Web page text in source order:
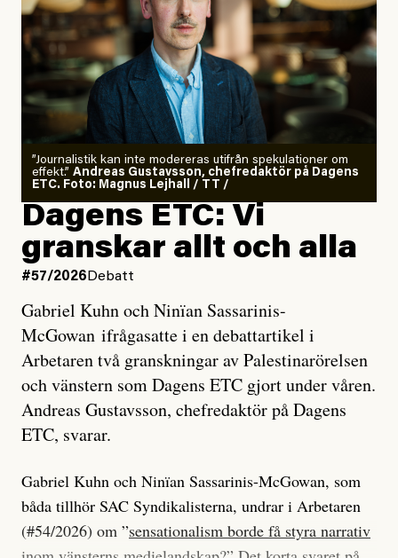
”Journalistik kan inte modereras utifrån spekulationer om
effekt.” Andreas Gustavsson, chefredaktör på Dagens
ETC. Foto: Magnus Lejhall / TT /
Dagens ETC: Vi
granskar allt och alla
#57/2026 Debatt
Gabriel Kuhn och Ninïan Sassarinis-
McGowan ifrågasatte i en debattartikel i
Arbetaren två granskningar av Palestinarörelsen
och vänstern som Dagens ETC gjort under våren.
Andreas Gustavsson, chefredaktör på Dagens
ETC, svarar.
Gabriel Kuhn och Ninïan Sassarinis-McGowan, som
båda tillhör SAC Syndikalisterna, undrar i Arbetaren
(#54/2026) om ”sensationalism borde få styra narrativ